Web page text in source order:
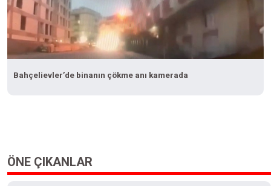
Bahçelievler’de binanın çökme anı kamerada
ÖNE ÇIKANLAR